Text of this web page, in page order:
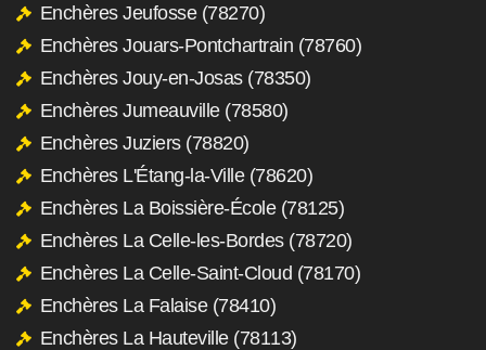
Enchères Jeufosse (78270)
Enchères Jouars-Pontchartrain (78760)
Enchères Jouy-en-Josas (78350)
Enchères Jumeauville (78580)
Enchères Juziers (78820)
Enchères L'Étang-la-Ville (78620)
Enchères La Boissière-École (78125)
Enchères La Celle-les-Bordes (78720)
Enchères La Celle-Saint-Cloud (78170)
Enchères La Falaise (78410)
Enchères La Hauteville (78113)